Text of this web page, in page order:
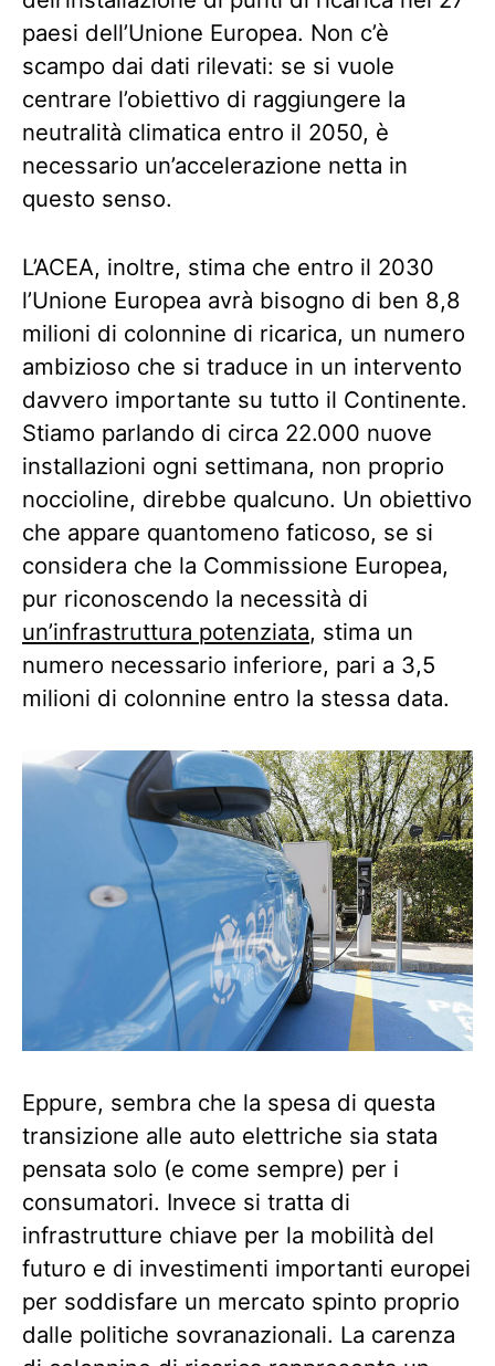
paesi dell’Unione Europea. Non c’è
scampo dai dati rilevati: se si vuole
centrare l’obiettivo di raggiungere la
neutralità climatica entro il 2050, è
necessario un’accelerazione netta in
questo senso.
L’ACEA, inoltre, stima che entro il 2030
l’Unione Europea avrà bisogno di ben 8,8
milioni di colonnine di ricarica, un numero
ambizioso che si traduce in un intervento
davvero importante su tutto il Continente.
Stiamo parlando di circa 22.000 nuove
installazioni ogni settimana, non proprio
noccioline, direbbe qualcuno. Un obiettivo
che appare quantomeno faticoso, se si
considera che la Commissione Europea,
pur riconoscendo la necessità di
un’infrastruttura potenziata, stima un
numero necessario inferiore, pari a 3,5
milioni di colonnine entro la stessa data.
Eppure, sembra che la spesa di questa
transizione alle auto elettriche sia stata
pensata solo (e come sempre) per i
consumatori. Invece si tratta di
infrastrutture chiave per la mobilità del
futuro e di investimenti importanti europei
per soddisfare un mercato spinto proprio
dalle politiche sovranazionali. La carenza